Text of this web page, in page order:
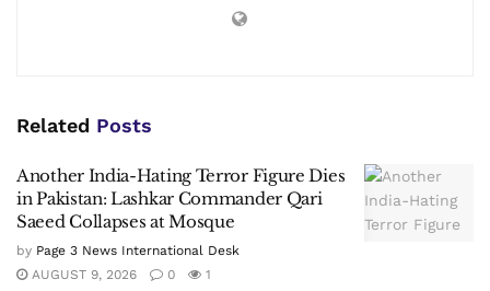
Related Posts
Another India-Hating Terror Figure Dies
in Pakistan: Lashkar Commander Qari
Saeed Collapses at Mosque
by Page 3 News International Desk
AUGUST 9, 2026
0 1